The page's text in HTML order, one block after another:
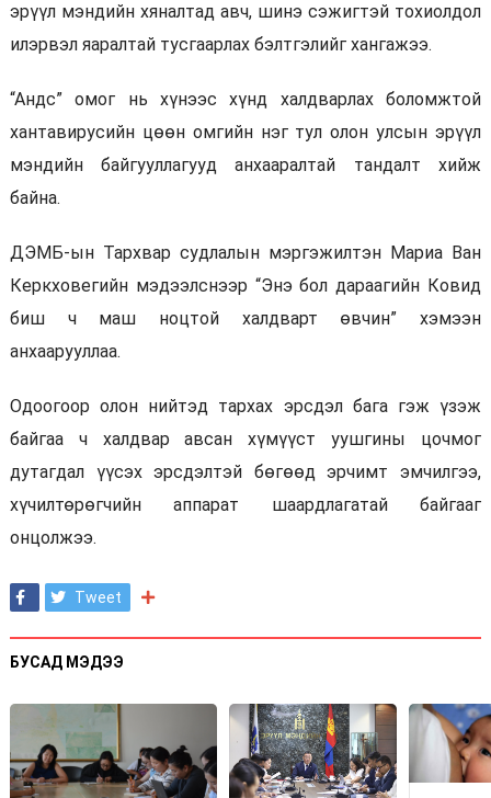
эрүүл мэндийн хяналтад авч, шинэ сэжигтэй тохиолдол
илэрвэл яаралтай тусгаарлах бэлтгэлийг хангажээ.
“Андс” омог нь хүнээс хүнд халдварлах боломжтой
хантавирусийн цөөн омгийн нэг тул олон улсын эрүүл
мэндийн байгууллагууд анхааралтай тандалт хийж
байна.
ДЭМБ-ын Тархвар судлалын мэргэжилтэн Мариа Ван
Керкховегийн мэдээлснээр “Энэ бол дараагийн Ковид
биш ч маш ноцтой халдварт өвчин” хэмээн
анхаарууллаа.
Одоогоор олон нийтэд тархах эрсдэл бага гэж үзэж
байгаа ч халдвар авсан хүмүүст уушгины цочмог
дутагдал үүсэх эрсдэлтэй бөгөөд эрчимт эмчилгээ,
хүчилтөрөгчийн аппарат шаардлагатай байгааг
онцолжээ.
Tweet
БУСАД МЭДЭЭ